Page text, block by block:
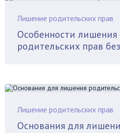
Лишение родительских прав
Особенности лишения
родительских прав
Лишение родительских прав
Основания для